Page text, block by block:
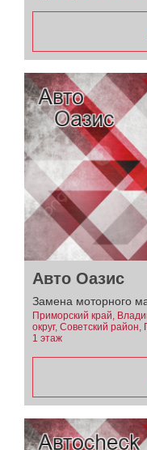
Авто Оазис
Замена моторного
Приморский край,
округ, Советский
1 этаж